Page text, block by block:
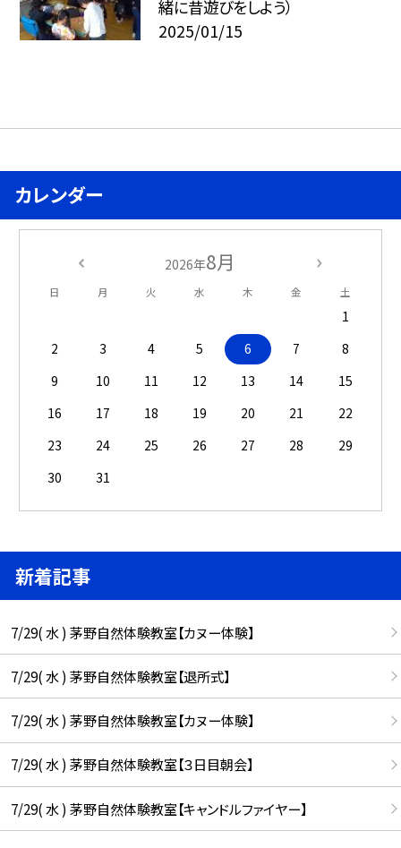
緒に昔遊びをしよう）
2025/01/15
カレンダー
2026年8月
日 月 火 水 木 金 土
1
2
3 4 5 6 7
8
9
10 11 12 13 14
15
16
17 18 19 20 21
22
23
24 25 26 27 28
29
30
31
新着記事
7/29( 水 ) 茅野自然体験教室【カヌー体験】
7/29( 水 ) 茅野自然体験教室【退所式】
7/29( 水 ) 茅野自然体験教室【カヌー体験】
7/29( 水 ) 茅野自然体験教室【３日目朝会】
7/29( 水 ) 茅野自然体験教室【キャンドルファイヤー】